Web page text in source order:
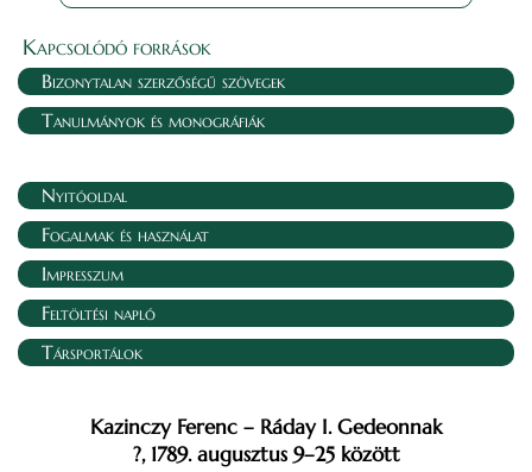
Kapcsolódó források
Bizonytalan szerzőségű szövegek
Tanulmányok és monográfiák
Nyitóoldal
Fogalmak és használat
Impresszum
Feltöltési napló
Társportálok
Kazinczy Ferenc – Ráday I. Gedeonnak
?, 1789. augusztus 9–25 között